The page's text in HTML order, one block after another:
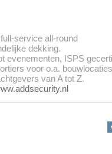
service all-round
dekking.
evenementen, ISPS
voor o.a.
van A tot Z.